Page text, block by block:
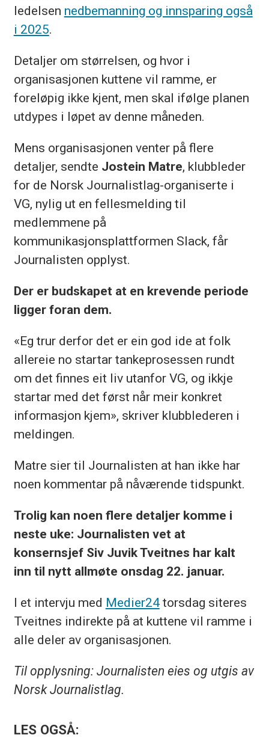
ledelsen nedbemanning og innsparing også
i 2025.
Detaljer om størrelsen, og hvor i
organisasjonen kuttene vil ramme, er
foreløpig ikke kjent, men skal ifølge planen
utdypes i løpet av denne måneden.
Mens organisasjonen venter på flere
detaljer, sendte Jostein Matre, klubbleder
for de Norsk Journalistlag-organiserte i
VG, nylig ut en fellesmelding til
medlemmene på
kommunikasjonsplattformen Slack, får
Journalisten opplyst.
Der er budskapet at en krevende periode
ligger foran dem.
«Eg trur derfor det er ein god ide at folk
allereie no startar tankeprosessen rundt
om det finnes eit liv utanfor VG, og ikkje
startar med det først når meir konkret
informasjon kjem», skriver klubblederen i
meldingen.
Matre sier til Journalisten at han ikke har
noen kommentar på nåværende tidspunkt.
Trolig kan noen flere detaljer komme i
neste uke: Journalisten vet at
konsernsjef Siv Juvik Tveitnes har kalt
inn til nytt allmøte onsdag 22. januar.
I et intervju med Medier24torsdag siteres
Tveitnes indirekte på at kuttene vil ramme i
alle deler av organisasjonen.
Til opplysning: Journalisten eies og utgis av
Norsk Journalistlag.
LES OGSÅ: